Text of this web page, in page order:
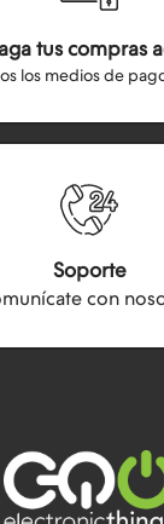
tus compras
los medios de
Soporte
con